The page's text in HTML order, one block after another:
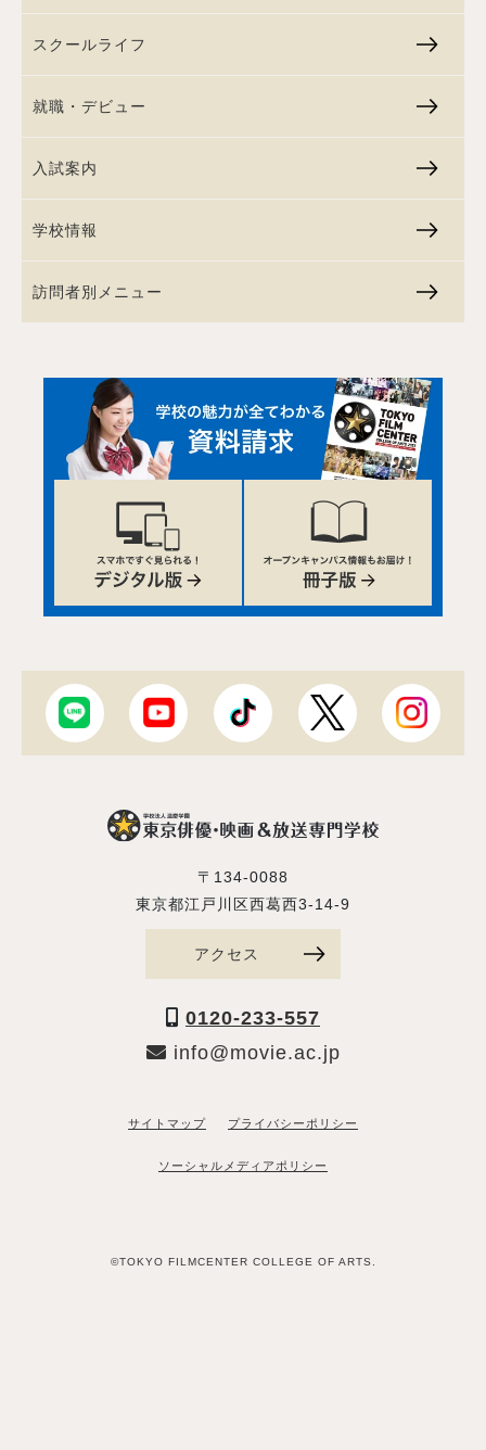
スクールライフ
就職・デビュー
入試案内
学校情報
訪問者別メニュー
〒134-0088
東京都江戸川区西葛西3-14-9
アクセス
0120-233-557
info@movie.ac.jp
サイトマップ プライバシーポリシー
ソーシャルメディアポリシー
©TOKYO FILMCENTER COLLEGE OF ARTS.